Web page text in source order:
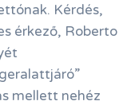
Kérdés,
érkező, Roberto
mellett nehéz